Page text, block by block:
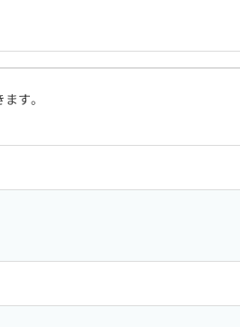
す。